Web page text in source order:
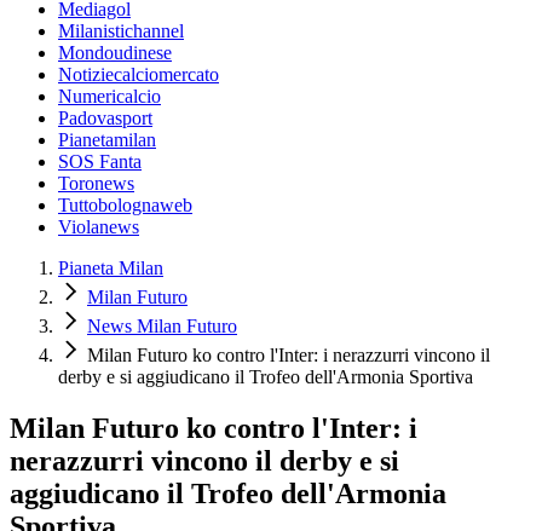
Mediagol
Milanistichannel
Mondoudinese
Notiziecalciomercato
Numericalcio
Padovasport
Pianetamilan
SOS Fanta
Toronews
Tuttobolognaweb
Violanews
Pianeta Milan
Milan Futuro
News Milan Futuro
Milan Futuro ko contro l'Inter: i nerazzurri vincono il
derby e si aggiudicano il Trofeo dell'Armonia Sportiva
Milan Futuro ko contro l'Inter: i
nerazzurri vincono il derby e si
aggiudicano il Trofeo dell'Armonia